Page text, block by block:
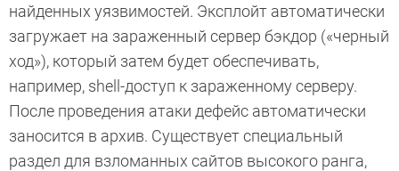
найденных уязвимостей. Эксплойт автоматически
загружает на зараженный сервер бэкдор («черный
ход»), который затем будет обеспечивать,
например, shell-доступ к зараженному серверу.
После проведения атаки дефейс автоматически
заносится в архив. Существует специальный
раздел для взломанных сайтов высокого ранга,